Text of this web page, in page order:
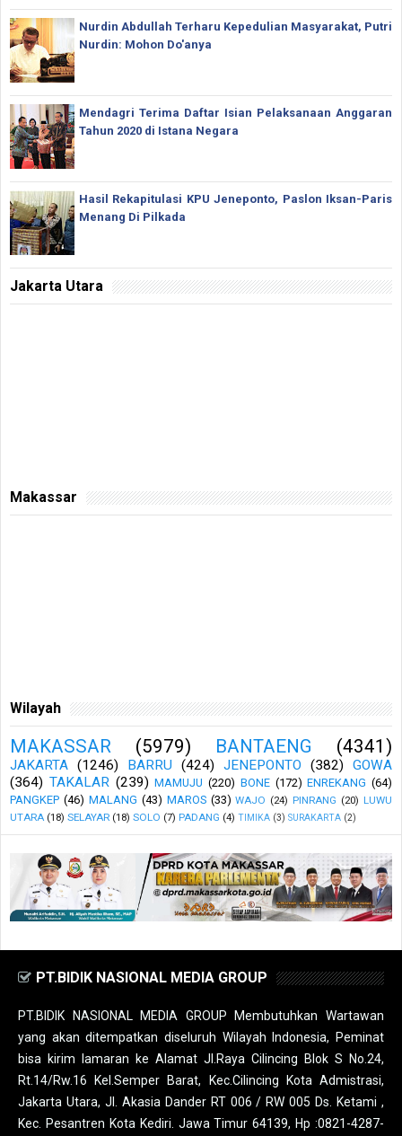
Nurdin Abdullah Terharu Kepedulian Masyarakat, Putri
Nurdin: Mohon Do'anya
Mendagri Terima Daftar Isian Pelaksanaan Anggaran
Tahun 2020 di Istana Negara
Hasil Rekapitulasi KPU Jeneponto, Paslon Iksan-Paris
Menang Di Pilkada
Jakarta Utara
Makassar
Wilayah
MAKASSAR (5979) BANTAENG (4341)
JAKARTA (1246) BARRU (424) JENEPONTO (382)
GOWA
(364) TAKALAR (239) MAMUJU (220) BONE (172) ENREKANG (64)
PANGKEP (46) MALANG (43) MAROS (33) WAJO (24) PINRANG (20) LUWU
UTARA (18) SELAYAR (18) SOLO (7) PADANG (4) TIMIKA (3) SURAKARTA (2)
PT.BIDIK NASIONAL MEDIA GROUP
PT.BIDIK NASIONAL MEDIA GROUP Membutuhkan Wartawan
yang akan ditempatkan diseluruh Wilayah Indonesia, Peminat
bisa kirim lamaran ke Alamat Jl.Raya Cilincing Blok S No.24,
Rt.14/Rw.16 Kel.Semper Barat, Kec.Cilincing Kota Admistrasi,
Jakarta Utara, Jl. Akasia Dander RT 006 / RW 005 Ds. Ketami ,
Kec. Pesantren Kota Kediri. Jawa Timur 64139, Hp :0821-4287-